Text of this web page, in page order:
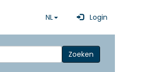
NL Login
Zoeken